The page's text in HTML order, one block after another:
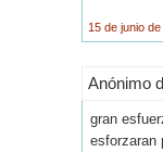
15 de junio
Anónimo
gran
esforzaran